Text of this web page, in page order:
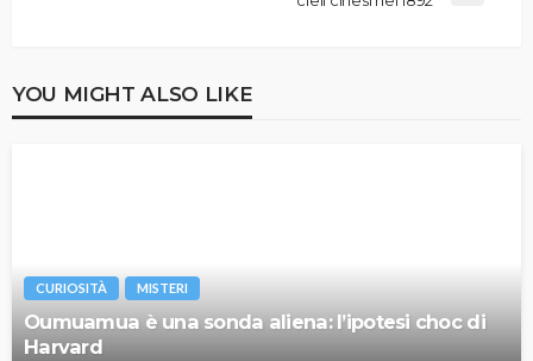
YOU MIGHT ALSO LIKE
CURIOSITÀ MISTERI
Oumuamua è una sonda aliena: l’ipotesi choc di
Harvard